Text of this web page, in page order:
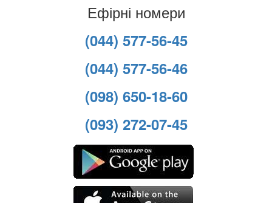
Ефірні номери
(044) 577-56-45
(044) 577-56-46
(098) 650-18-60
(093) 272-07-45